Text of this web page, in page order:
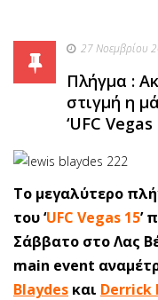
27 Νοεμβρίου
Πλήγμα :
στιγμή η
‘UFC Vegas
Το μεγαλύτερο
του ‘UFC Vegas 15’
Σάββατο στο Λας
main event
Blaydes και Derrick